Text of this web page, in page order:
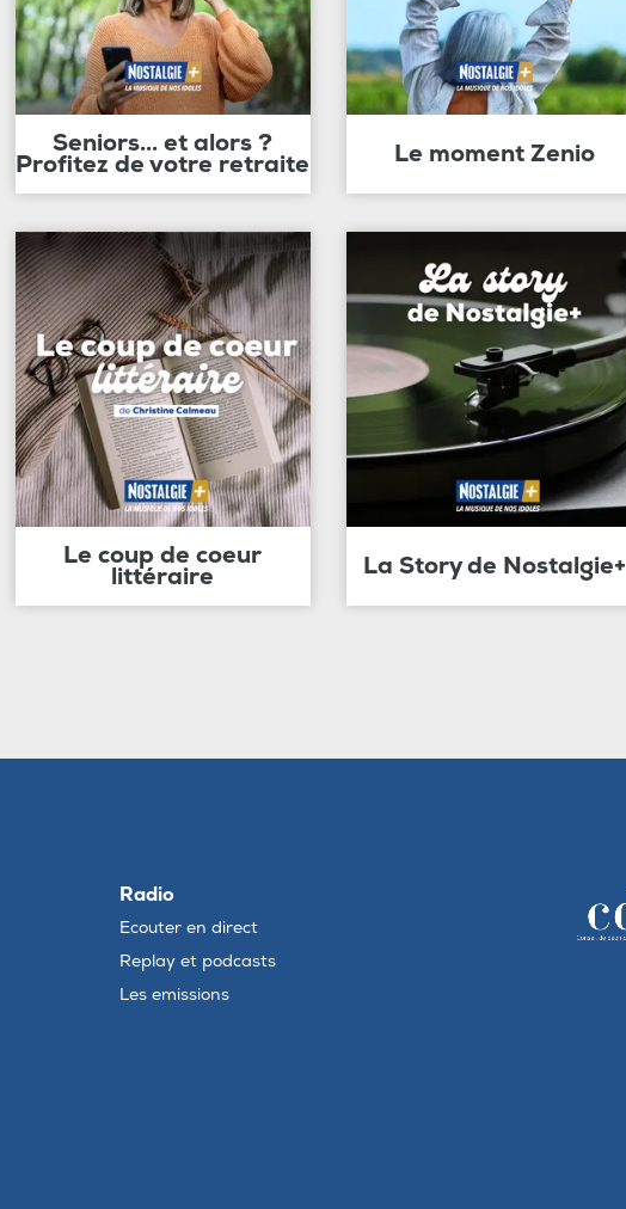
Seniors... et alors ?
Profitez de votre retraite Le moment Zenio
Le coup de coeur
littéraire La Story de Nostalgie+
Radio
Ecouter en direct
Replay et podcasts
Les emissions